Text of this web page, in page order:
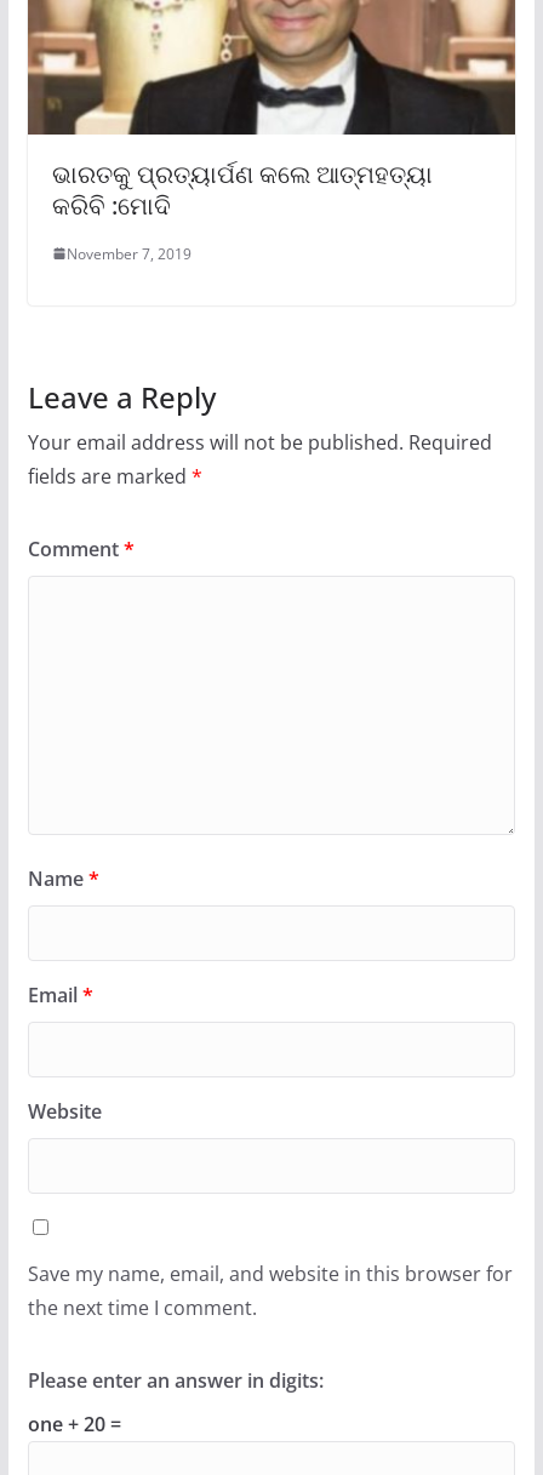
ଭାରତକୁ ପ୍ରତ୍ୟାର୍ପଣ କଲେ ଆତ୍ମହତ୍ୟା
କରିବି :ମୋଦି
November 7, 2019
Leave a Reply
Your email address will not be published. Required
fields are marked *
Comment*
Name*
Email*
Website
Save my name, email, and website in this browser for
the next time I comment.
Please enter an answer in digits:
one + 20 =